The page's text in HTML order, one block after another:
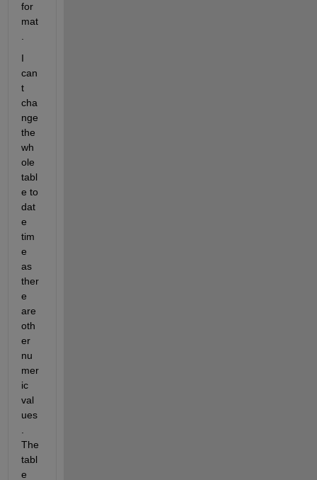
for
mat
I
can
t
cha
nge
the
wh
ole
tabl
e to
dat
e
tim
e
as
ther
e
are
oth
er
nu
mer
ic
val
ues
The
tabl
e